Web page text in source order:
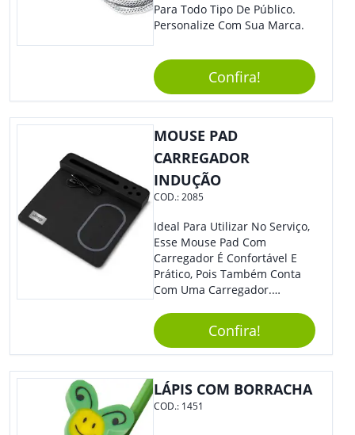
Para Todo Tipo De Público.
Personalize Com Sua Marca.
Confira!
MOUSE PAD
CARREGADOR
INDUÇÃO
COD.:2085
Ideal Para Utilizar No Serviço,
Esse Mouse Pad Com
Carregador É Confortável E
Prático, Pois Também Conta
Com Uma Carregador.
Resistente, Com A Qualidade
Que Os Colaboradores
Buscam, E O Design É
Moderno, Destacando Ainda
Mais Sua Marca.
Confira!
LÁPIS COM BORRACHA
COD.: 1451